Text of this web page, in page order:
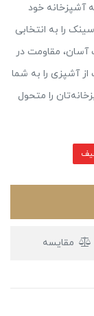
کارایی را به آشپزخانه خود
را به انتخابی
آسان، مقاومت در
آشپزی را به شما
را متحول
مقایسه